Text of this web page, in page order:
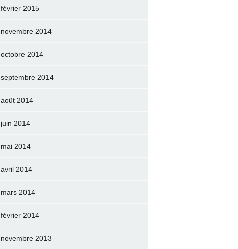
février 2015
novembre 2014
octobre 2014
septembre 2014
août 2014
juin 2014
mai 2014
avril 2014
mars 2014
février 2014
novembre 2013